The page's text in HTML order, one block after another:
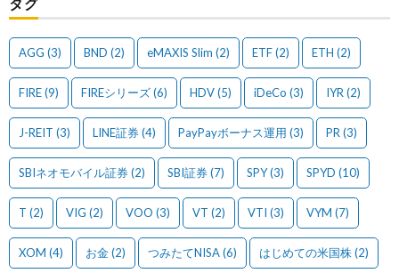
AGG (3) BND (2) eMAXIS Slim (2) ETF(2) ETH (2)
FIRE(9) FIREシリーズ(6) HDV(5) iDeCo (3) IYR (2)
J-REIT (3) LINE証券(4) PayPayボーナス運用 (3) PR (3)
SBIネオモバイル証券(2) SBI証券(7) SPY(3) SPYD (10)
T (2) VIG (2) VOO (3) VT (2) VTI (3) VYM (7)
XOM (4) お金(2) つみたてNISA(6) はじめての米国株(2)